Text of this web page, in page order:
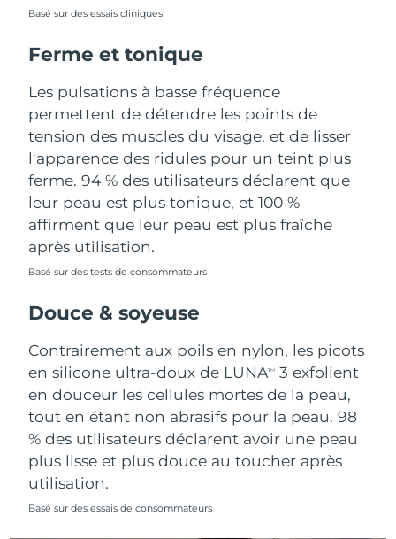
Basé sur des essais cliniques
Ferme et tonique
Les pulsations à basse fréquence
permettent de détendre les points de
tension des muscles du visage, et de lisser
l'apparence des ridules pour un teint plus
ferme. 94 % des utilisateurs déclarent que
leur peau est plus tonique, et 100 %
affirment que leur peau est plus fraîche
après utilisation.
Basé sur des tests de consommateurs
Douce & soyeuse
Contrairement aux poils en nylon, les picots
en silicone ultra-doux de LUNATM
3 exfolient
en douceur les cellules mortes de la peau,
tout en étant non abrasifs pour la peau. 98
% des utilisateurs déclarent avoir une peau
plus lisse et plus douce au toucher après
utilisation.
Basé sur des essais de consommateurs
Royaume-Uni
États-Unis Livraison estimée
Ouzbékistan Livraison estimée
Viêt Nam Livraison estimée18/08/2026